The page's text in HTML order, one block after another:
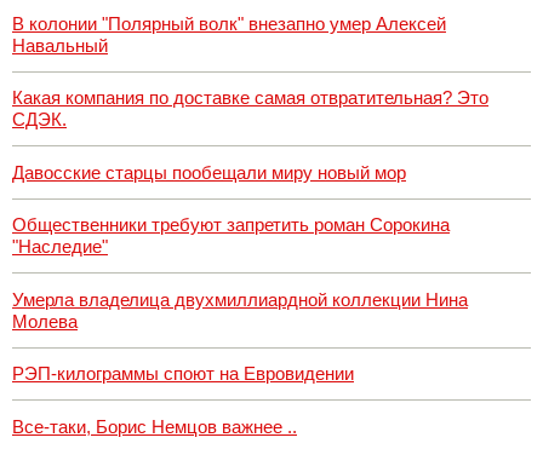
В колонии "Полярный волк" внезапно умер Алексей
Навальный
Какая компания по доставке самая отвратительная? Это
СДЭК.
Давосские старцы пообещали миру новый мор
Общественники требуют запретить роман Сорокина
"Наследие"
Умерла владелица двухмиллиардной коллекции Нина
Молева
РЭП-килограммы споют на Евровидении
Все-таки, Борис Немцов важнее ..